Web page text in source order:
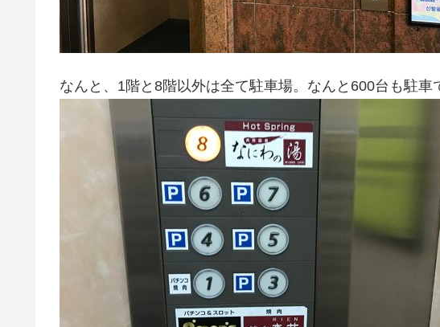
なんと、1階と8階以外は全て駐車場。なんと600台も駐車